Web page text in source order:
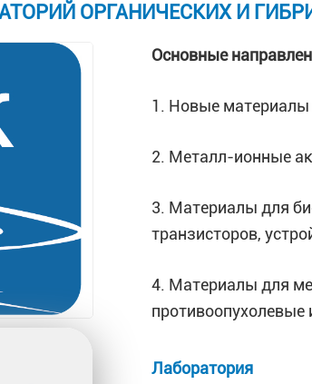
ОРГАНИЧЕСКИХ И
Основные
1. Новые материалы
2. Металл-ионные
3. Материалы для
транзисторов,
4. Материалы для
противоопухолевые
Лаборатория